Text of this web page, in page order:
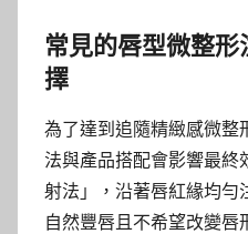
常見的唇型微整
擇
為了達到追隨精緻感微整
法與產品搭配會影響最終
射法」，沿著唇紅緣均勻
自然豐唇且不希望改變唇